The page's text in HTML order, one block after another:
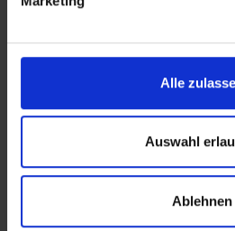
Alle
Auswahl
Ablehnen
Bitte beachten Sie, dass
dürfen.
Bitte beachten Sie, dass
Jahren vor Ort eine
Die Höhe der Steuer